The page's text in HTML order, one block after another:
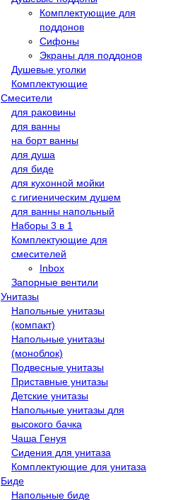
Комплектующие для
поддонов
Сифоны
Экраны для поддонов
Душевые уголки
Комплектующие
Смесители
для раковины
для ванны
на борт ванны
для душа
для биде
для кухонной мойки
с гигиеническим душем
для ванны напольный
Наборы 3 в 1
Комплектующие для
смесителей
Inbox
Запорные вентили
Унитазы
Напольные унитазы
(компакт)
Напольные унитазы
(моноблок)
Подвесные унитазы
Приставные унитазы
Детские унитазы
Напольные унитазы для
высокого бачка
Чаша Генуя
Сидения для унитаза
Комплектующие для унитаза
Биде
Напольные биде